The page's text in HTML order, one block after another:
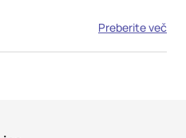
Preberite več